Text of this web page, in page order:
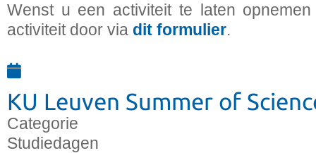
Wenst u een activiteit te laten
activiteit door via dit formulier.
KU Leuven Summer of
Categorie
Studiedagen